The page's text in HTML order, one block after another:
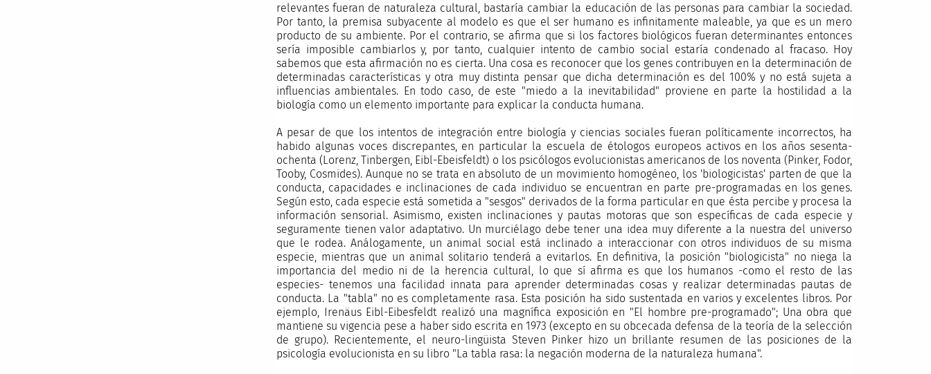
relevantes fueran de naturaleza cultural, bastaría cambiar la educación de las personas para cambiar la sociedad.
Por tanto, la premisa subyacente al modelo es que el ser humano es infinitamente maleable, ya que es un mero
producto de su ambiente. Por el contrario, se afirma que si los factores biológicos fueran determinantes entonces
sería imposible cambiarlos y, por tanto, cualquier intento de cambio social estaría condenado al fracaso. Hoy
sabemos que esta afirmación no es cierta. Una cosa es reconocer que los genes contribuyen en la determinación de
determinadas características y otra muy distinta pensar que dicha determinación es del 100% y no está sujeta a
influencias ambientales. En todo caso, de este "miedo a la inevitabilidad" proviene en parte la hostilidad a la
biología como un elemento importante para explicar la conducta humana.
A pesar de que los intentos de integración entre biología y ciencias sociales fueran políticamente incorrectos, ha
habido algunas voces discrepantes, en particular la escuela de étologos europeos activos en los años sesenta-
ochenta (Lorenz, Tinbergen, Eibl-Ebeisfeldt) o los psicólogos evolucionistas americanos de los noventa (Pinker, Fodor,
Tooby, Cosmides). Aunque no se trata en absoluto de un movimiento homogéneo, los 'biologicistas' parten de que la
conducta, capacidades e inclinaciones de cada individuo se encuentran en parte pre-programadas en los genes.
Según esto, cada especie está sometida a "sesgos" derivados de la forma particular en que ésta percibe y procesa la
información sensorial. Asimismo, existen inclinaciones y pautas motoras que son específicas de cada especie y
seguramente tienen valor adaptativo. Un murciélago debe tener una idea muy diferente a la nuestra del universo
que le rodea. Análogamente, un animal social está inclinado a interaccionar con otros individuos de su misma
especie, mientras que un animal solitario tenderá a evitarlos. En definitiva, la posición "biologicista" no niega la
importancia del medio ni de la herencia cultural, lo que sí afirma es que los humanos -como el resto de las
especies- tenemos una facilidad innata para aprender determinadas cosas y realizar determinadas pautas de
conducta. La "tabla" no es completamente rasa. Esta posición ha sido sustentada en varios y excelentes libros. Por
ejemplo, Irenäus Eibl-Eibesfeldt realizó una magnífica exposición en "El hombre pre-programado"; Una obra que
mantiene su vigencia pese a haber sido escrita en 1973 (excepto en su obcecada defensa de la teoría de la selección
de grupo). Recientemente, el neuro-lingüista Steven Pinker hizo un brillante resumen de las posiciones de la
psicología evolucionista en su libro "La tabla rasa: la negación moderna de la naturaleza humana".